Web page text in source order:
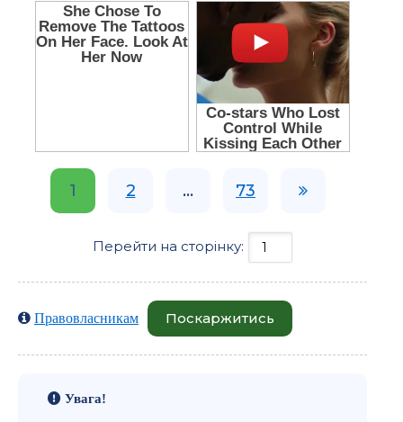
1 2 ... 73
Перейти на сторінку:
Правовласникам Поскаржитись
Увага!